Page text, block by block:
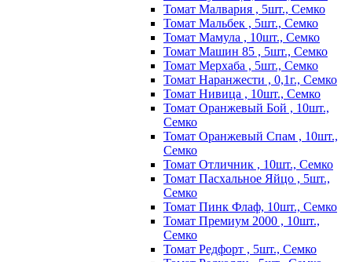
Томат Малвария , 5шт., Семко
Томат Мальбек , 5шт., Семко
Томат Мамула , 10шт., Семко
Томат Машин 85 , 5шт., Семко
Томат Мерхаба , 5шт., Семко
Томат Наранжести , 0,1г., Семко
Томат Нивица , 10шт., Семко
Томат Оранжевый Бой , 10шт.,
Семко
Томат Оранжевый Спам , 10шт.,
Семко
Томат Отличник , 10шт., Семко
Томат Пасхальное Яйцо , 5шт.,
Семко
Томат Пинк Флаф, 10шт., Семко
Томат Премиум 2000 , 10шт.,
Семко
Томат Редфорт , 5шт., Семко